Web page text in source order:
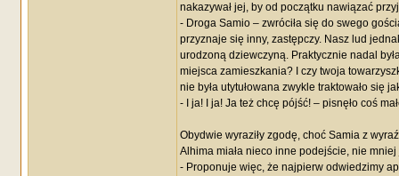
nakazywał jej, by od początku nawiązać
- Droga Samio – zwróciła się do swego
przyznaje się inny, zastępczy. Nasz lud
urodzoną dziewczyną. Praktycznie nadal
miejsca zamieszkania? I czy twoja
nie była utytułowana zwykle traktowało się
- I ja! I ja! Ja też chcę pójść! – pisnęło coś
Obydwie wyraziły zgodę, choć Samia z
Alhima miała nieco inne podejście, nie
- Proponuje więc, że najpierw odwiedzimy